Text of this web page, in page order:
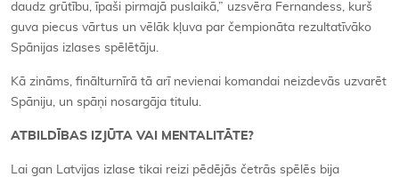
daudz grūtību, īpaši pirmajā puslaikā,” uzsvēra Fernandess, kurš
guva piecus vārtus un vēlāk kļuva par čempionāta rezultatīvāko
Spānijas izlases spēlētāju.
Kā zināms, finālturnīrā tā arī nevienai komandai neizdevās uzvarēt
Spāniju, un spāņi nosargāja titulu.
ATBILDĪBAS IZJŪTA VAI MENTALITĀTE?
Lai gan Latvijas izlase tikai reizi pēdējās četrās spēlēs bija